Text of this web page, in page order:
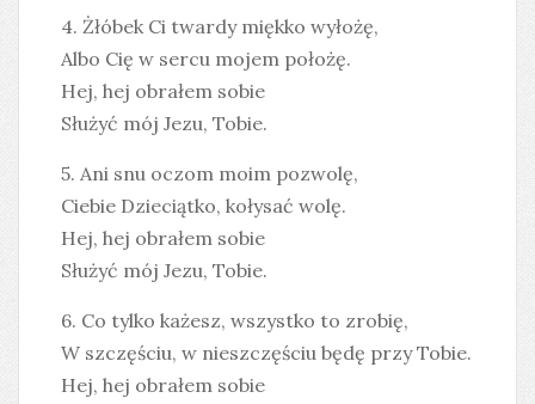
4. Żłóbek Ci twardy miękko wyłożę,
Albo Cię w sercu mojem położę.
Hej, hej obrałem sobie
Służyć mój Jezu, Tobie.
5. Ani snu oczom moim pozwolę,
Ciebie Dzieciątko, kołysać wolę.
Hej, hej obrałem sobie
Służyć mój Jezu, Tobie.
6. Co tylko każesz, wszystko to zrobię,
W szczęściu, w nieszczęściu będę przy Tobie.
Hej, hej obrałem sobie